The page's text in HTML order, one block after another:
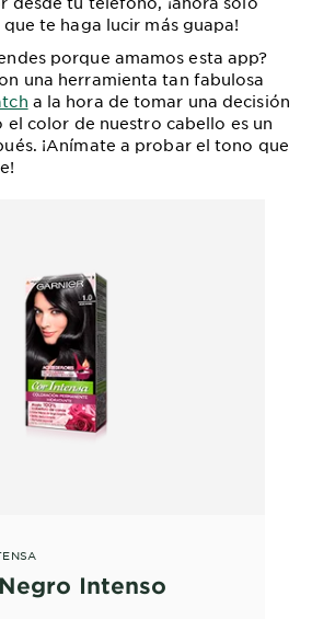
te haga lucir más guapa!
porque amamos esta app?
una herramienta tan fabulosa
a la hora de tomar una decisión
color de nuestro cabello es un
¡Anímate a probar el tono que
Intenso